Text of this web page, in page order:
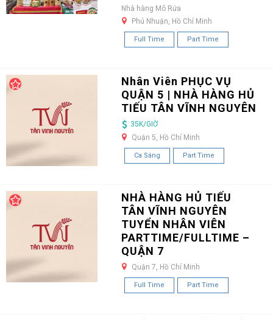
Nhà hàng Mô Rứa
Phú Nhuận, Hồ Chí Minh
Full Time Part Time
Nhân Viên PHỤC VỤ
QUẬN 5 | NHÀ HÀNG HỦ
TIẾU TÂN VĨNH NGUYÊN
35K/GIỜ
Quận 5, Hồ Chí Minh
Ca Sáng Part Time
NHÀ HÀNG HỦ TIẾU
TÂN VĨNH NGUYÊN
TUYỂN NHÂN VIÊN
PARTTIME/FULLTIME –
QUẬN 7
Quận 7, Hồ Chí Minh
Full Time Part Time